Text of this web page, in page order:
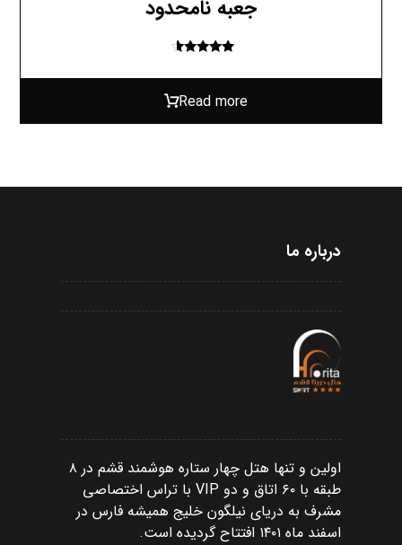
جعبه نامحدود
۴.۳۳
Read more
درباره ما
اولین و تنها هتل چهار ستاره هوشمند قشم در ۸
طبقه با ۶۰ اتاق و دو VIP با تراس اختصاصی
مشرف به دریای نیلگون خلیج همیشه فارس در
اسفند ماه ۱۴۰۱ افتتاح گردیده است.